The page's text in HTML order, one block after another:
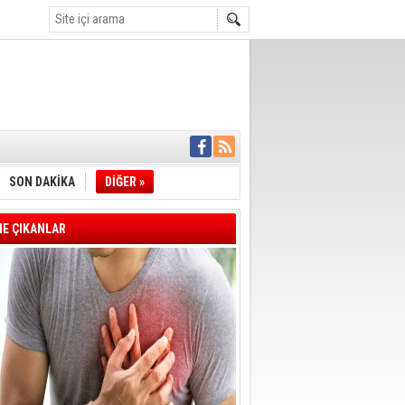
ALINACAK
TAHLİYE
DERNEĞİ
ÇİZGİMİZ
ALANA
KARARTMA
VERİLDİ
VELİ AĞBABA
SON DAKİKA DİĞER »
ÇIKANLAR